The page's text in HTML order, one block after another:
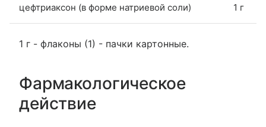
цефтриаксон (в форме натриевой соли) 1 г
1 г - флаконы (1) - пачки картонные.
Фармакологическое
действие